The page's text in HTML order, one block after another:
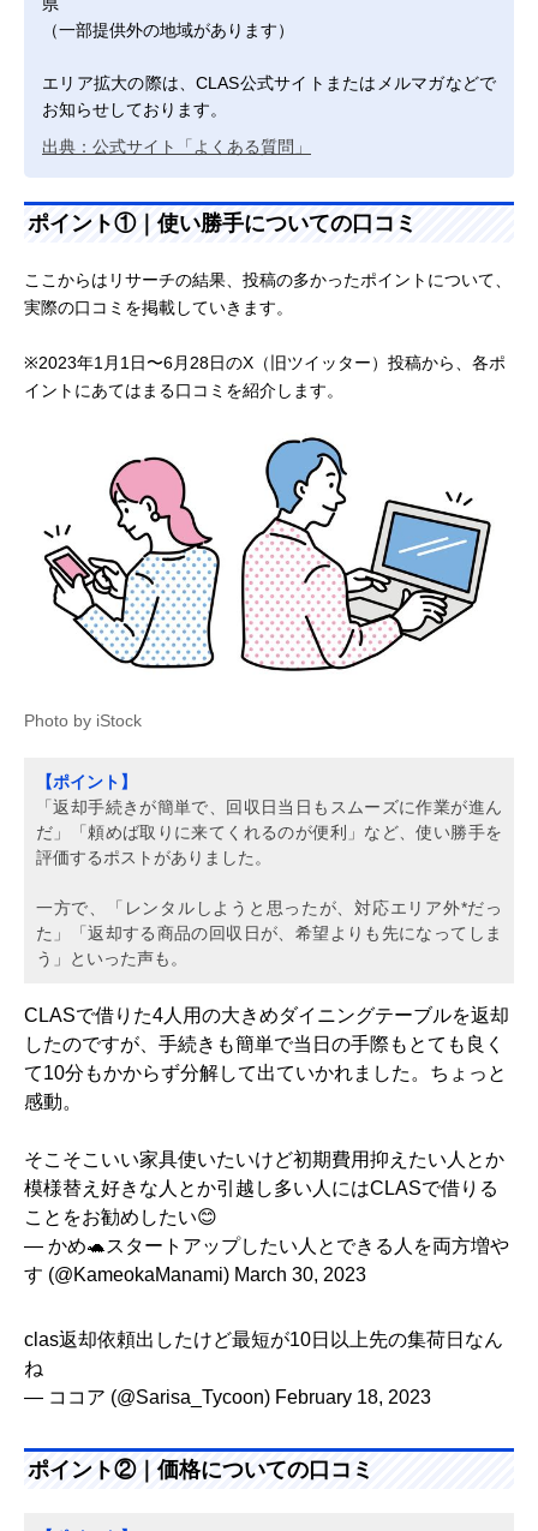
（一部提供外の地域があります）
エリア拡大の際は、CLAS公式サイトまたはメルマガなどで
お知らせしております。
出典：公式サイト「よくある質問」
ポイント①｜使い勝手についての口コミ
ここからはリサーチの結果、投稿の多かったポイントについて、
実際の口コミを掲載していきます。
※2023年1月1日〜6月28日のX（旧ツイッター）投稿から、各ポ
イントにあてはまる口コミを紹介します。
Photo by iStock
【ポイント】
「返却手続きが簡単で、回収日当日もスムーズに作業が進ん
だ」「頼めば取りに来てくれるのが便利」など、使い勝手を
評価するポストがありました。
一方で、「レンタルしようと思ったが、対応エリア外*だっ
た」「返却する商品の回収日が、希望よりも先になってしま
う」といった声も。
CLASで借りた4人用の大きめダイニングテーブルを返却
したのですが、手続きも簡単で当日の手際もとても良く
て10分もかからず分解して出ていかれました。ちょっと
感動。
そこそこいい家具使いたいけど初期費用抑えたい人とか
模様替え好きな人とか引越し多い人にはCLASで借りる
ことをお勧めしたい😊
— かめ🐢スタートアップしたい人とできる人を両方増や
す (@KameokaManami) March 30, 2023
clas返却依頼出したけど最短が10日以上先の集荷日なん
ね
— ココア (@Sarisa_Tycoon) February 18, 2023
ポイント②｜価格についての口コミ